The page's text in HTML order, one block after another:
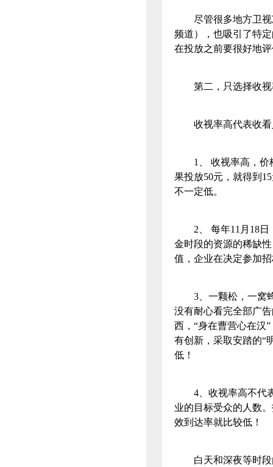
尽管很多地方卫视
频道），也吸引了特
在投放之前要很好地
第二，只选择
收视率高代表收看
1、 收视率高，价格
果投放50元，就得到
不一定低。
2、 每年11月18日
金时段的资源的稀缺
值，企业在决定参加
3、一颗松，一窝蜂
没有耐心看完全部广
西，“身在曹营心在汉
有创新，采取安踏的“
低！
4、收视率高不代表
业的目标受众的人数
效到达率就比较低！
白天和深夜等时段